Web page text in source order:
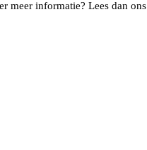
meer informatie? Lees dan ons